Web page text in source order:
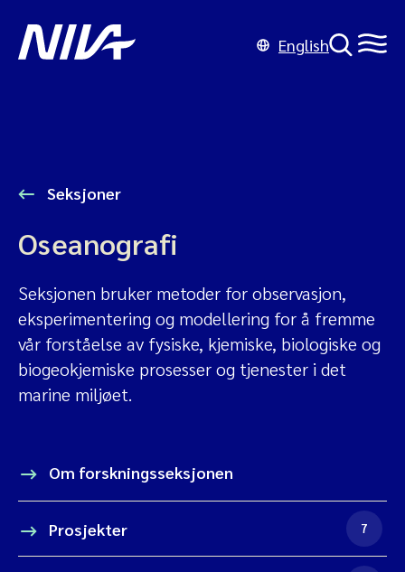
English
Seksjoner
Oseanografi
Seksjonen bruker metoder for observasjon,
eksperimentering og modellering for å fremme
vår forståelse av fysiske, kjemiske, biologiske og
biogeokjemiske prosesser og tjenester i det
marine miljøet.
Om forskningsseksjonen
Prosjekter 7